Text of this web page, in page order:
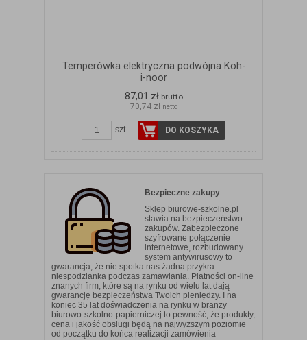
Temperówka elektryczna podwójna Koh-
i-noor
87,01 zł brutto
70,74 zł netto
szt. DO KOSZYKA
Bezpieczne zakupy
Sklep biurowe-szkolne.pl
stawia na bezpieczeństwo
zakupów. Zabezpieczone
szyfrowane połączenie
internetowe, rozbudowany
system antywirusowy to
gwarancja, że nie spotka nas żadna przykra
niespodzianka podczas zamawiania. Płatności on-line
znanych firm, które są na rynku od wielu lat dają
gwarancję bezpieczeństwa Twoich pieniędzy. I na
koniec 35 lat doświadczenia na rynku w branży
biurowo-szkolno-papierniczej to pewność, że produkty,
cena i jakość obsługi będą na najwyższym poziomie
od początku do końca realizacji zamówienia